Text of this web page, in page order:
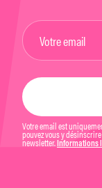
Votre email est
pouvez vous y
newsletter. Informations